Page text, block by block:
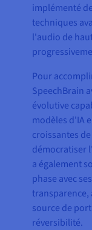
implémenté
techniques
l'audio de
Pour
SpeechBrain
évolutive
modèles d'IA
croissantes
démocratiser
a également
phase avec
transparence,
source de
réversibilité.